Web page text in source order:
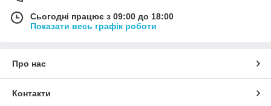
Сьогодні працює з 09:00 до 18:00
Показати весь графік роботи
Про нас
Контакти